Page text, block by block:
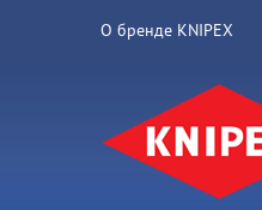
О бренде KNIPEX